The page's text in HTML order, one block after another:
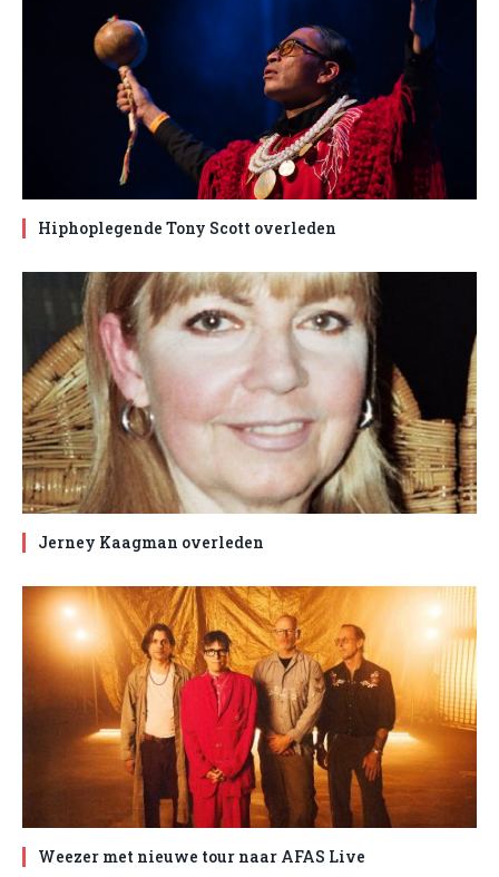
Hiphoplegende Tony Scott overleden
Jerney Kaagman overleden
Weezer met nieuwe tour naar AFAS Live